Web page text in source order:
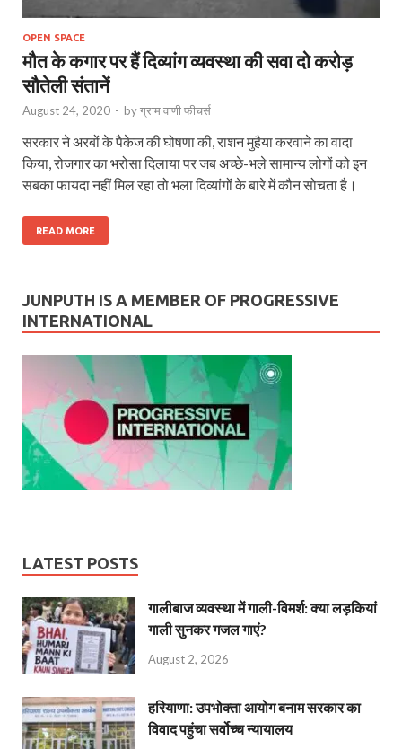
OPEN SPACE
मौत के कगार पर हैं दिव्‍यांग व्‍यवस्‍था की सवा दो करोड़
सौतेली संतानें
August 24, 2020 - byग्राम वाणी फीचर्स
सरकार ने अरबों के पैकेज की घोषणा की, राशन मुहैया करवाने का वादा
किया, रोजगार का भरोसा दिलाया पर जब अच्छे-भले सामान्‍य लोगों को इन
सबका फायदा नहीं मिल रहा तो भला दिव्यांगों के बारे में कौन सोचता है।
READ MORE
JUNPUTH IS A MEMBER OF PROGRESSIVE
INTERNATIONAL
LATEST POSTS
गालीबाज व्‍यवस्‍था में गाली-विमर्श: क्या लड़कियां
गाली सुनकर गजल गाएं?
August 2, 2026
हरियाणा: उपभोक्ता आयोग बनाम सरकार का
विवाद पहुंचा सर्वोच्च न्यायालय